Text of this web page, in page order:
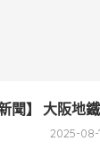
聞】 大阪地
2025-08-